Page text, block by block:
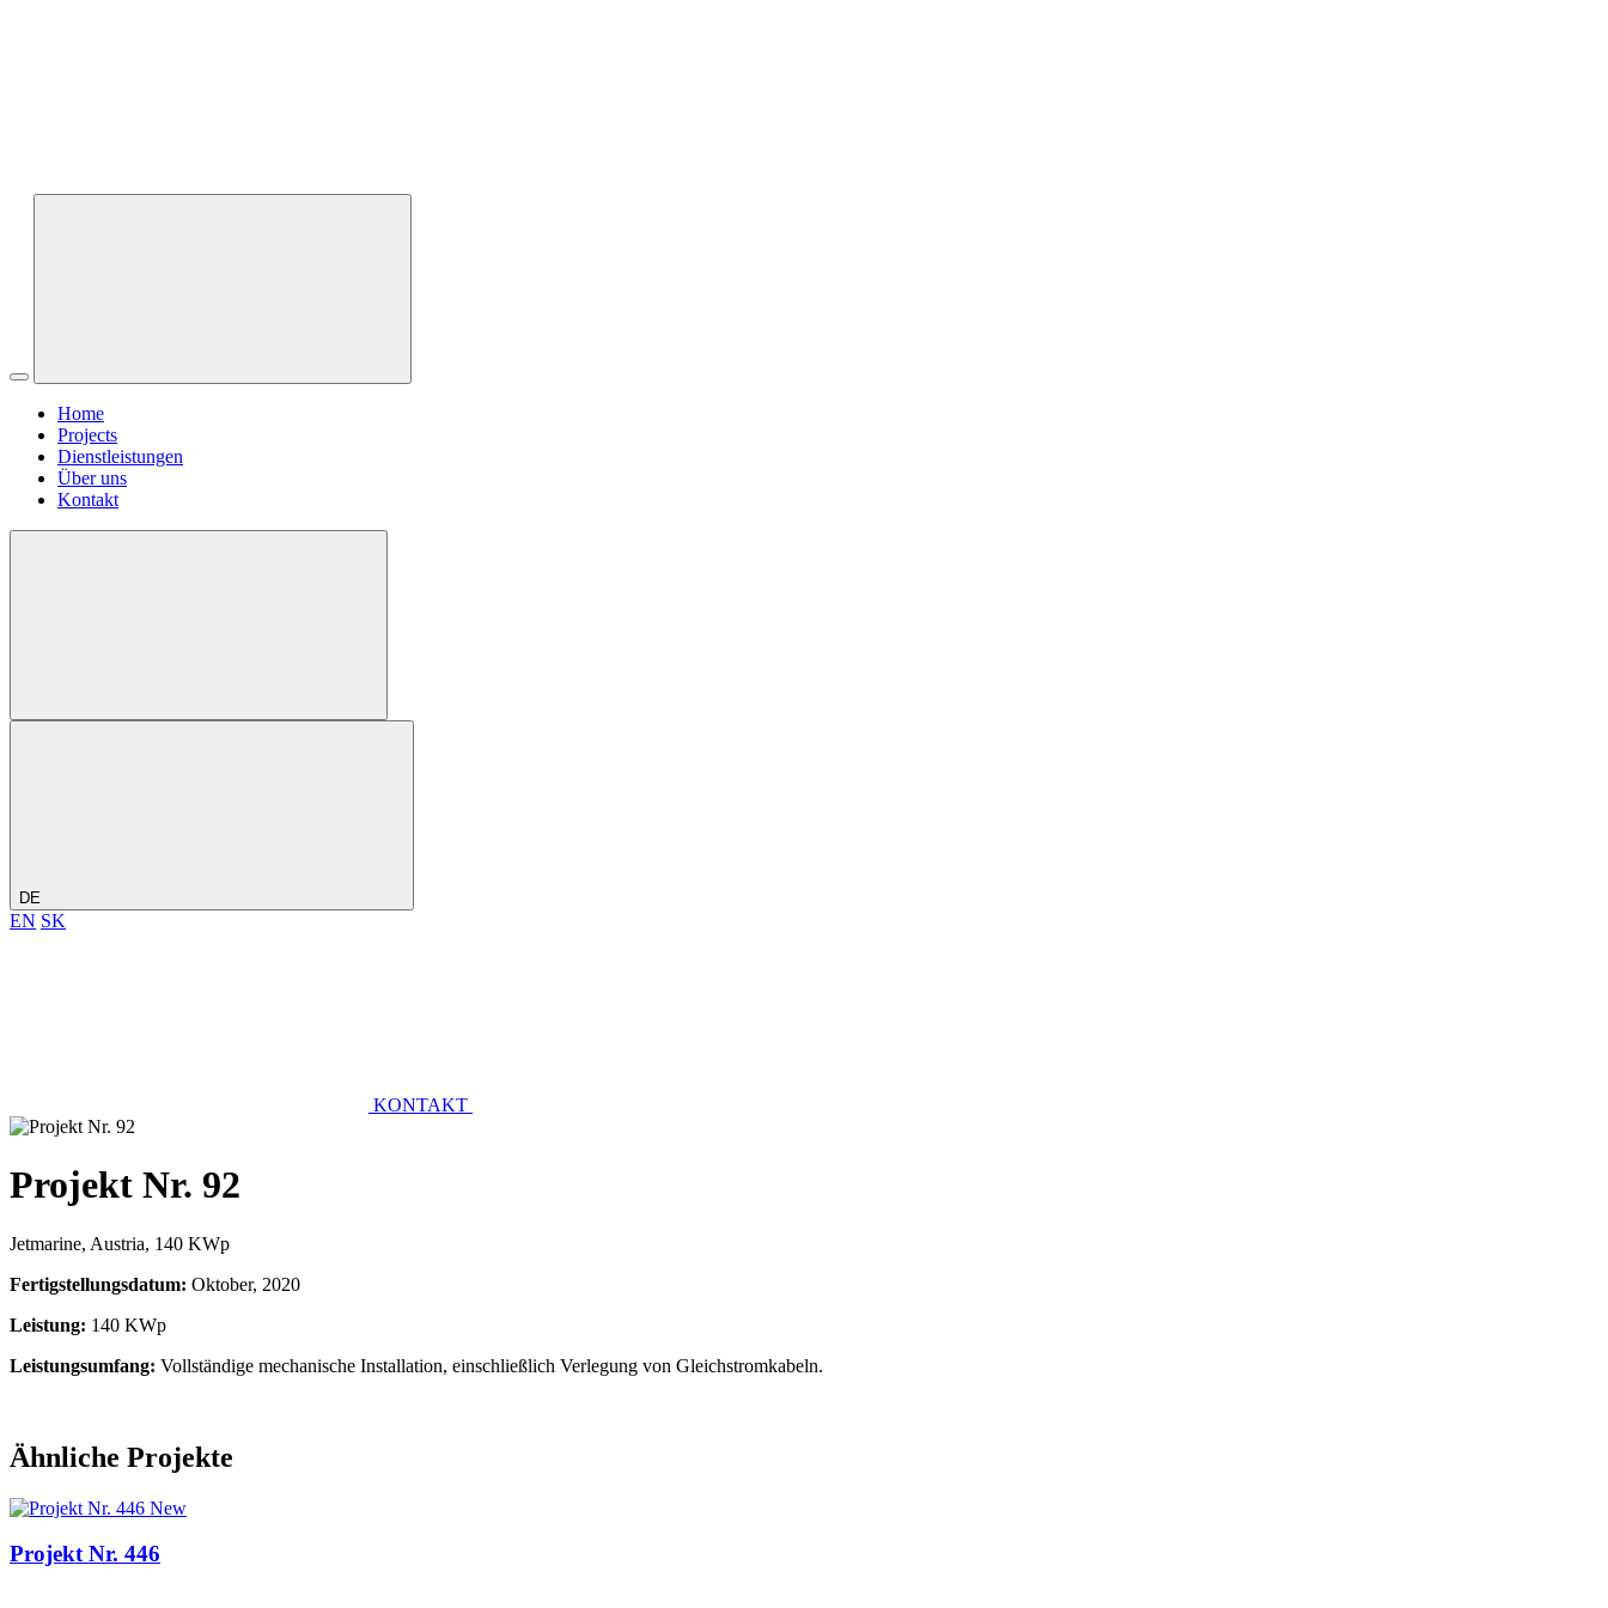
Home
Projects
Dienstleistungen
Über uns
Kontakt
DE
EN SK
KONTAKT
Projekt Nr. 92
Jetmarine, Austria, 140 KWp
Fertigstellungsdatum: Oktober, 2020
Leistung: 140 KWp
Leistungsumfang: Vollständige mechanische Installation, einschließlich Verlegung von Gleichstromkabeln.
Ähnliche Projekte
New
Projekt Nr. 446